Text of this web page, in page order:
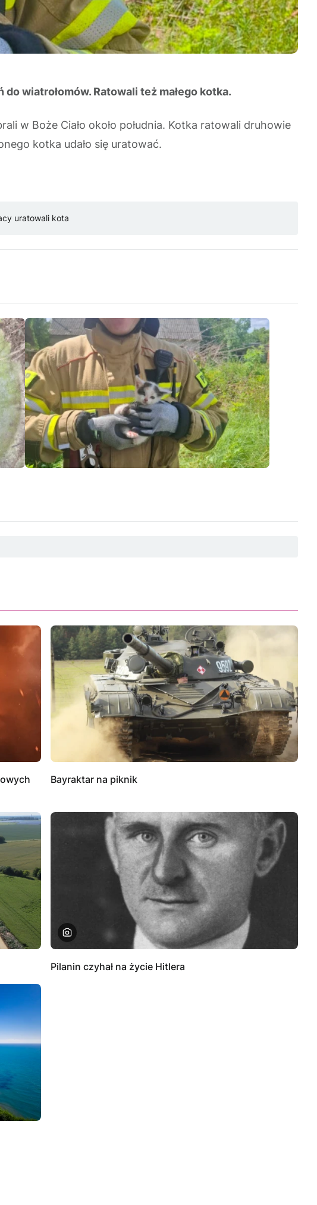
wiatrołomów. Ratowali też małego kotka.
w Boże Ciało około południa. Kotka ratowali druhowie
kotka udało się uratować.
uratowali kota
Bayraktar na piknik
Pilanin czyhał na życie Hitlera